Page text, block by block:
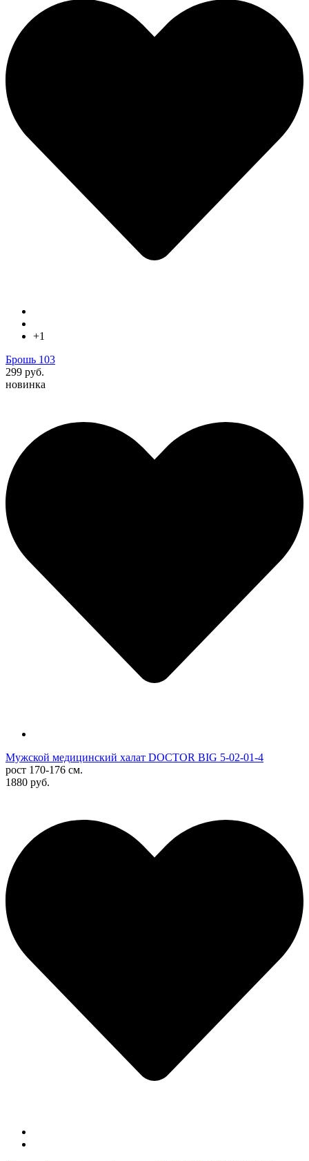
+1
Брошь 103
299 руб.
новинка
Мужской медицинский халат DOCTOR BIG 5-02-01-4
рост 170-176 см.
1880 руб.